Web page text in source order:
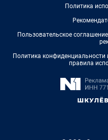
Политика
Пользовательское
Политика
правила